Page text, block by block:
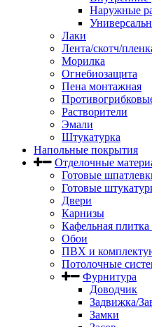
Наружные
Лаки
Лента/скотч/
Морилка
Огнебиозащита
Пена монтажная
Растворители
Эмали
Штукатурка
Напольные покрытия
Отделочные
Готовые
Готовые
Двери
Карнизы
Кафельная
Обои
ПВХ и
Потолочные
Фурнитура
Доводчик
Задвижка/
Замки